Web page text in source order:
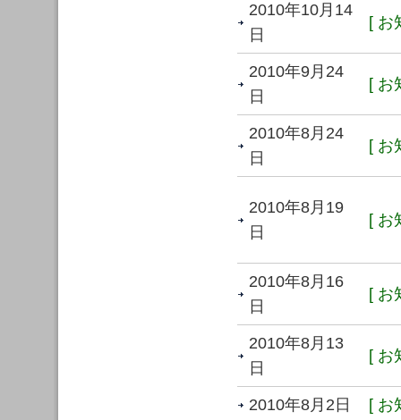
2010年10月14
日
[ お
2010年9月24
日
[ お
2010年8月24
日
[ お
2010年8月19
日
[ お
2010年8月16
日
[ お
2010年8月13
日
[ お
2010年8月2日 [ お